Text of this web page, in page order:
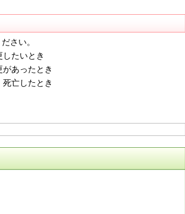
さい。
たいとき
あったとき
したとき